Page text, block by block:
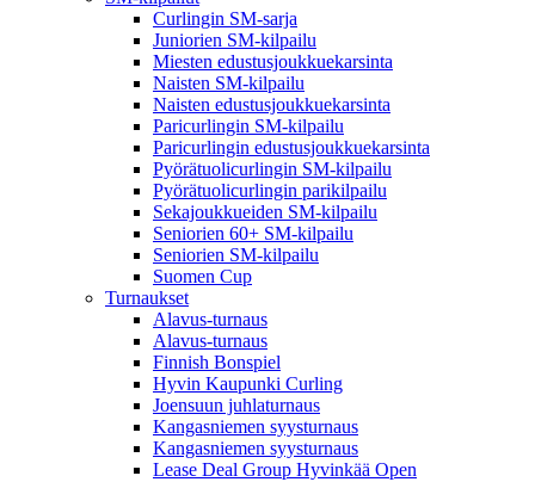
Curlingin SM-sarja
Juniorien SM-kilpailu
Miesten edustusjoukkuekarsinta
Naisten SM-kilpailu
Naisten edustusjoukkuekarsinta
Paricurlingin SM-kilpailu
Paricurlingin edustusjoukkuekarsinta
Pyörätuolicurlingin SM-kilpailu
Pyörätuolicurlingin parikilpailu
Sekajoukkueiden SM-kilpailu
Seniorien 60+ SM-kilpailu
Seniorien SM-kilpailu
Suomen Cup
Turnaukset
Alavus-turnaus
Alavus-turnaus
Finnish Bonspiel
Hyvin Kaupunki Curling
Joensuun juhlaturnaus
Kangasniemen syysturnaus
Kangasniemen syysturnaus
Lease Deal Group Hyvinkää Open